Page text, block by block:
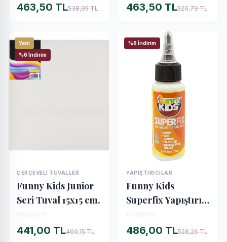
463,50 TL538,95 TL
463,50 TL520,79 TL
Yeni
%6 İndirim
ÇERÇEVELI TUVALLER
Funny Kids Junior
Seri Tuval 15x15 cm.
441,00 TL469,15 TL
%8 İndirim
YAPIŞTIRICILAR
Funny Kids
Superfix Yapıştırıcı
486,00 TL528,26 TL